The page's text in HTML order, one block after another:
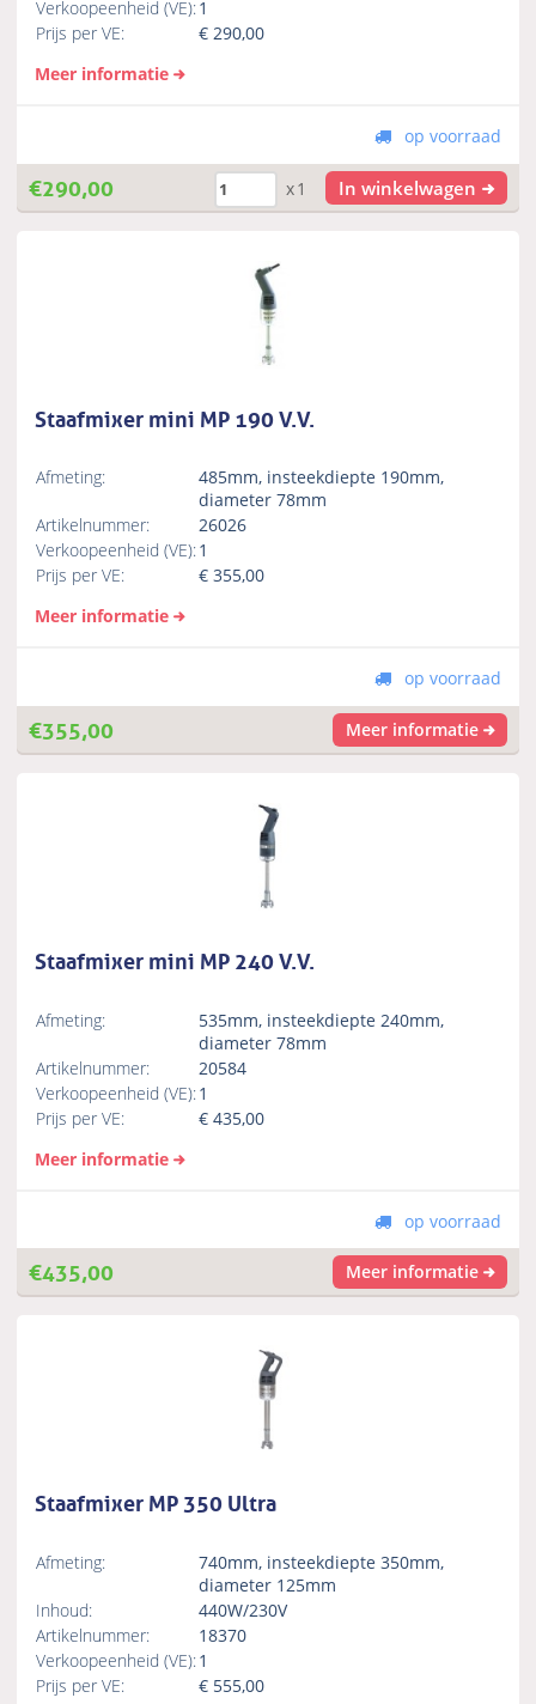
Verkoopeenheid (VE):1
Prijs per VE:
€290,00
Meer informatie
op voorraad
€290,00 x1 In winkelwagen
Staafmixer mini MP 190 V.V.
Afmeting:
485mm, insteekdiepte 190mm,
diameter 78mm
Artikelnummer:
26026
Verkoopeenheid (VE):1
Prijs per VE:
€355,00
Meer informatie
op voorraad
€355,00 Meer informatie
Staafmixer mini MP 240 V.V.
Afmeting:
535mm, insteekdiepte 240mm,
diameter 78mm
Artikelnummer:
20584
Verkoopeenheid (VE):1
Prijs per VE:
€435,00
Meer informatie
op voorraad
€435,00 Meer informatie
Staafmixer MP 350 Ultra
Afmeting:
740mm, insteekdiepte 350mm,
diameter 125mm
Inhoud:
440W/230V
Artikelnummer:
18370
Verkoopeenheid (VE):1
Prijs per VE:
€ 555,00